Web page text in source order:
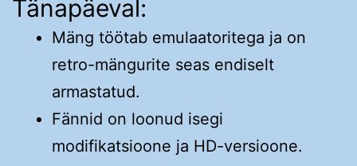
Tänapäeval:
Mäng töötab emulaatoritega ja on
retro-mängurite seas endiselt
armastatud.
Fännid on loonud isegi
modifikatsioone ja HD-versioone.